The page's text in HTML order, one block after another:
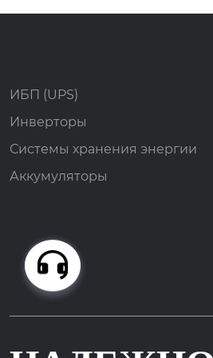
ИБП (UPS)
Инверторы
Системы хранения энергии
Аккумуляторы